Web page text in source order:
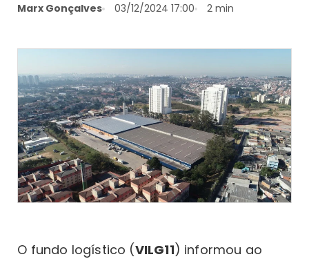
Marx Gonçalves 03/12/2024 17:00 2 min
O fundo logístico (VILG11) informou ao